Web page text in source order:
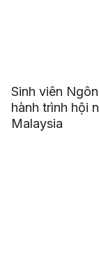
Sinh viên
hành trình hội
Malaysia